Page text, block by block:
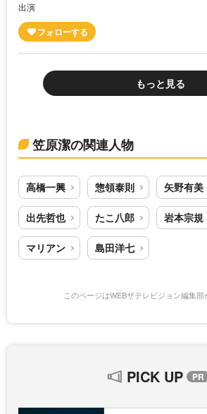
出演
もっと見る
笠原潔の関連人物
高橋一興 惣領泰則 矢野有美
出先哲也 たこ八郎 岩本宗規
マリアン 島田洋七
このページはWEBザテレビジョン編集部
PICK UP